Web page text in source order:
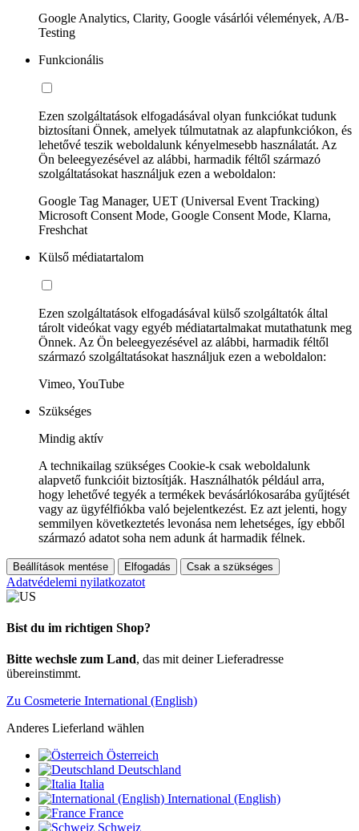
Google Analytics, Clarity, Google vásárlói vélemények, A/B-
Testing
Funkcionális
Ezen szolgáltatások elfogadásával olyan funkciókat tudunk
biztosítani Önnek, amelyek túlmutatnak az alapfunkciókon, és
lehetővé teszik weboldalunk kényelmesebb használatát. Az
Ön beleegyezésével az alábbi, harmadik féltől származó
szolgáltatásokat használjuk ezen a weboldalon:
Google Tag Manager, UET (Universal Event Tracking)
Microsoft Consent Mode, Google Consent Mode, Klarna,
Freshchat
Külső médiatartalom
Ezen szolgáltatások elfogadásával külső szolgáltatók által
tárolt videókat vagy egyéb médiatartalmakat mutathatunk meg
Önnek. Az Ön beleegyezésével az alábbi, harmadik féltől
származó szolgáltatásokat használjuk ezen a weboldalon:
Vimeo, YouTube
Szükséges
Mindig aktív
A technikailag szükséges Cookie-k csak weboldalunk
alapvető funkcióit biztosítják. Használhatók például arra,
hogy lehetővé tegyék a termékek bevásárlókosarába gyűjtését
vagy az ügyfélfiókba való bejelentkezést. Ez azt jelenti, hogy
semmilyen következtetés levonása nem lehetséges, így ebből
származó adatot soha nem adunk át harmadik félnek.
Beállítások mentése Elfogadás Csak a szükséges
Adatvédelemi nyilatkozatot
Bist du im richtigen Shop?
Bitte wechsle zum Land, das mit deiner Lieferadresse
übereinstimmt.
Zu Cosmeterie International (English)
Anderes Lieferland wählen
Österreich
Deutschland
Italia
International (English)
France
Schweiz